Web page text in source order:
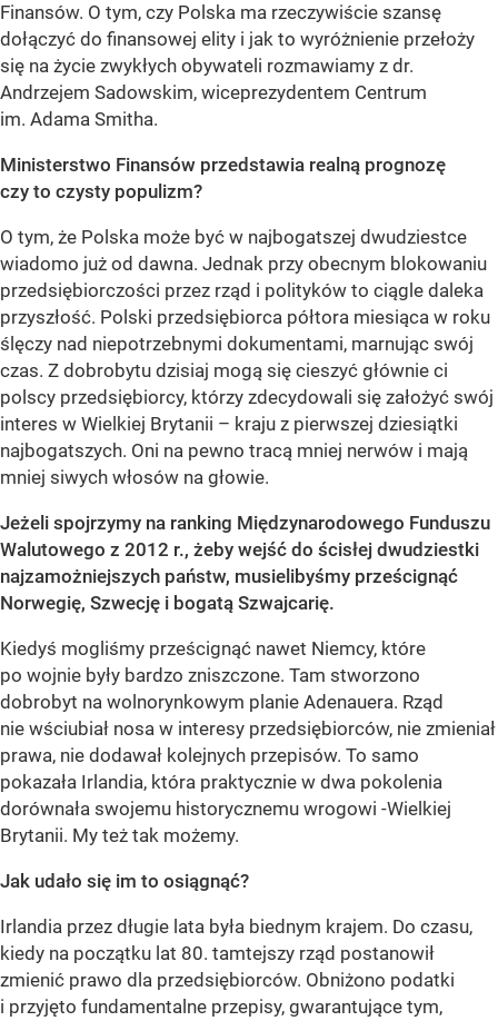
Finansów. O tym, czy Polska ma rzeczywiście szansę
dołączyć do finansowej elity i jak to wyróżnienie przełoży
się na życie zwykłych obywateli rozmawiamy z dr.
Andrzejem Sadowskim, wiceprezydentem Centrum
im. Adama Smitha.
Ministerstwo Finansów przedstawia realną prognozę
czy to czysty populizm?
O tym, że Polska może być w najbogatszej dwudziestce
wiadomo już od dawna. Jednak przy obecnym blokowaniu
przedsiębiorczości przez rząd i polityków to ciągle daleka
przyszłość. Polski przedsiębiorca półtora miesiąca w roku
ślęczy nad niepotrzebnymi dokumentami, marnując swój
czas. Z dobrobytu dzisiaj mogą się cieszyć głównie ci
polscy przedsiębiorcy, którzy zdecydowali się założyć swój
interes w Wielkiej Brytanii – kraju z pierwszej dziesiątki
najbogatszych. Oni na pewno tracą mniej nerwów i mają
mniej siwych włosów na głowie.
Jeżeli spojrzymy na ranking Międzynarodowego Funduszu
Walutowego z 2012 r., żeby wejść do ścisłej dwudziestki
najzamożniejszych państw, musielibyśmy prześcignąć
Norwegię, Szwecję i bogatą Szwajcarię.
Kiedyś mogliśmy prześcignąć nawet Niemcy, które
po wojnie były bardzo zniszczone. Tam stworzono
dobrobyt na wolnorynkowym planie Adenauera. Rząd
nie wściubiał nosa w interesy przedsiębiorców, nie zmieniał
prawa, nie dodawał kolejnych przepisów. To samo
pokazała Irlandia, która praktycznie w dwa pokolenia
dorównała swojemu historycznemu wrogowi -Wielkiej
Brytanii. My też tak możemy.
Jak udało się im to osiągnąć?
Irlandia przez długie lata była biednym krajem. Do czasu,
kiedy na początku lat 80. tamtejszy rząd postanowił
zmienić prawo dla przedsiębiorców. Obniżono podatki
i przyjęto fundamentalne przepisy, gwarantujące tym,